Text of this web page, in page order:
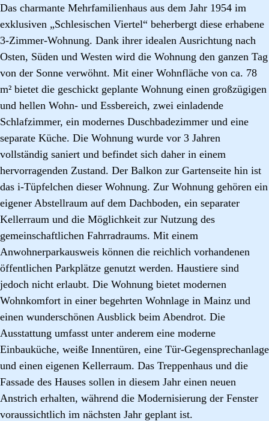
Das charmante Mehrfamilienhaus aus dem Jahr 1954 im
exklusiven „Schlesischen Viertel“ beherbergt diese erhabene
3-Zimmer-Wohnung. Dank ihrer idealen Ausrichtung nach
Osten, Süden und Westen wird die Wohnung den ganzen Tag
von der Sonne verwöhnt. Mit einer Wohnfläche von ca. 78
m² bietet die geschickt geplante Wohnung einen großzügigen
und hellen Wohn- und Essbereich, zwei einladende
Schlafzimmer, ein modernes Duschbadezimmer und eine
separate Küche. Die Wohnung wurde vor 3 Jahren
vollständig saniert und befindet sich daher in einem
hervorragenden Zustand. Der Balkon zur Gartenseite hin ist
das i-Tüpfelchen dieser Wohnung. Zur Wohnung gehören ein
eigener Abstellraum auf dem Dachboden, ein separater
Kellerraum und die Möglichkeit zur Nutzung des
gemeinschaftlichen Fahrradraums. Mit einem
Anwohnerparkausweis können die reichlich vorhandenen
öffentlichen Parkplätze genutzt werden. Haustiere sind
jedoch nicht erlaubt. Die Wohnung bietet modernen
Wohnkomfort in einer begehrten Wohnlage in Mainz und
einen wunderschönen Ausblick beim Abendrot. Die
Ausstattung umfasst unter anderem eine moderne
Einbauküche, weiße Innentüren, eine Tür-Gegensprechanlage
und einen eigenen Kellerraum. Das Treppenhaus und die
Fassade des Hauses sollen in diesem Jahr einen neuen
Anstrich erhalten, während die Modernisierung der Fenster
voraussichtlich im nächsten Jahr geplant ist.